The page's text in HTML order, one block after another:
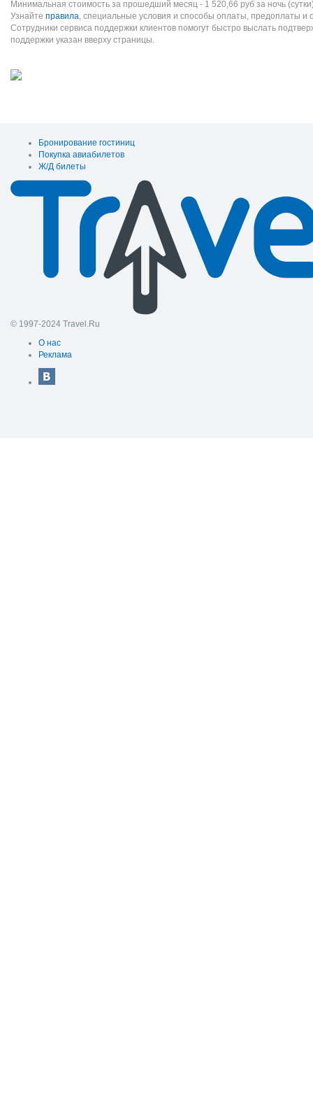
Минимальная стоимость за прошедший месяц - 1 520,66 руб за ночь
Узнайте правила, специальные условия и способы оплаты, предоплаты и
Сотрудники сервиса поддержки клиентов помогут быстро выслать
поддержки указан вверху страницы.
Бронирование гостиниц
Покупка авиабилетов
Ж/Д билеты
© 1997-2024 Travel.Ru
О нас
Реклама